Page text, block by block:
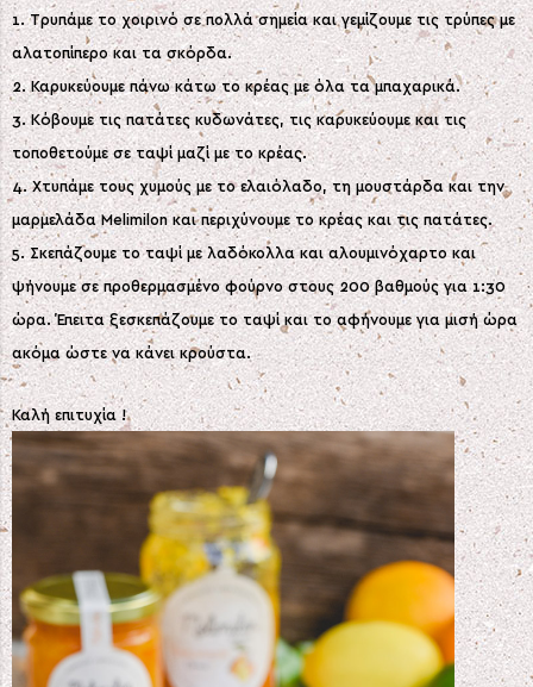
1. Τρυπάμε το χοιρινό σε πολλά σημεία και γεμίζουμε τις τρύπες με
αλατοπίπερο και τα σκόρδα.
2. Καρυκεύουμε πάνω κάτω το κρέας με όλα τα μπαχαρικά.
3. Κόβουμε τις πατάτες κυδωνάτες, τις καρυκεύουμε και τις
τοποθετούμε σε ταψί μαζί με το κρέας.
4. Χτυπάμε τους χυμούς με το ελαιόλαδο, τη μουστάρδα και την
μαρμελάδα Melimilon και περιχύνουμε το κρέας και τις πατάτες.
5. Σκεπάζουμε το ταψί με λαδόκολλα και αλουμινόχαρτο και
ψήνουμε σε προθερμασμένο φούρνο στους 200 βαθμούς για 1:30
ώρα. Έπειτα ξεσκεπάζουμε το ταψί και το αφήνουμε για μισή ώρα
ακόμα ώστε να κάνει κρούστα.
Καλή επιτυχία !